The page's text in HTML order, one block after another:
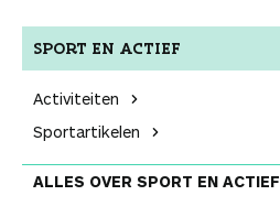
SPORT EN ACTIEF
Activiteiten
Sport­artikelen
ALLES OVER SPORT EN ACTIEF